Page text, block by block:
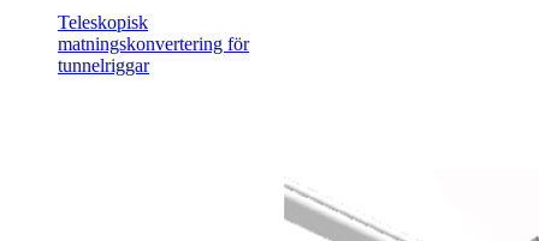
Teleskopisk
matningskonvertering för
tunnelriggar